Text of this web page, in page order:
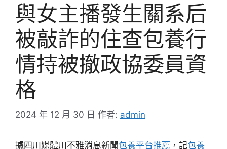
與女主播發生關系后
被敲詐的住查包養行
情持被撤政協委員資
格
2024 年 12 月 30 日 作者: admin
據四川媒體川不雅消息新聞包養平台推薦 ，記包養